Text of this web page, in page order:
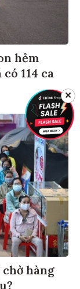
hẻm
114 ca
hàng
✕